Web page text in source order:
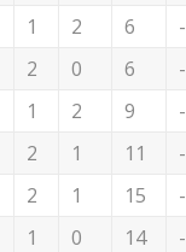
1 2 6
2 0 6
1 2 9
2 1 11
2 1 15
1 0 14